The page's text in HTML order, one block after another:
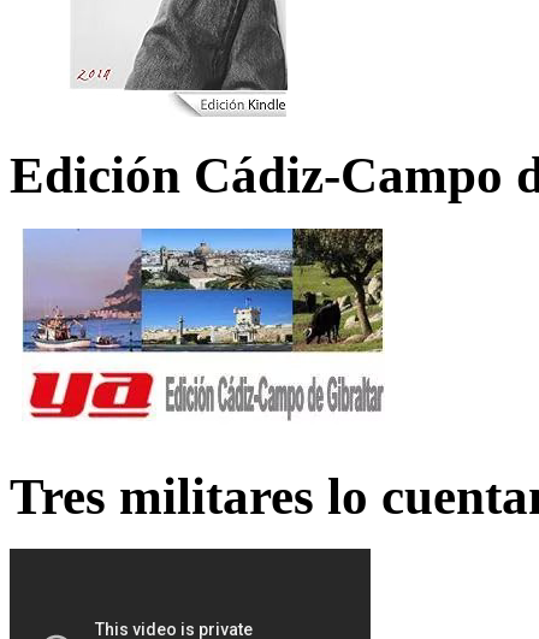
Edición Cádiz-Campo
Tres militares lo